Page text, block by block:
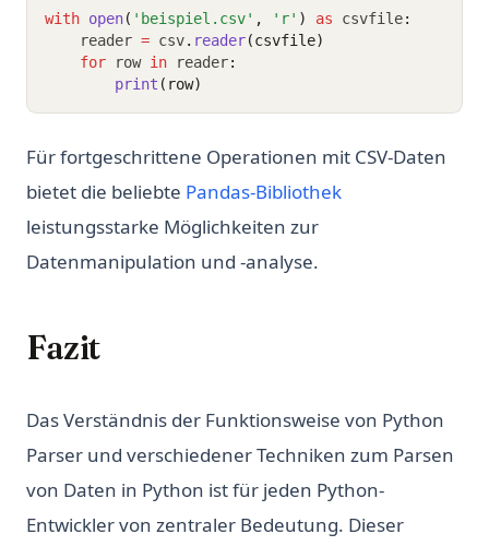
with open( 'beispiel.csv' , 'r' ) as csvfile:
    reader
= csv. reader(csvfile)
for row in reader:
print (row)
Für fortgeschrittene Operationen mit CSV-Daten
bietet die beliebte Pandas-Bibliothek
leistungsstarke Möglichkeiten zur
Datenmanipulation und -analyse.
Fazit
Das Verständnis der Funktionsweise von Python
Parser und verschiedener Techniken zum Parsen
von Daten in Python ist für jeden Python-
Entwickler von zentraler Bedeutung. Dieser